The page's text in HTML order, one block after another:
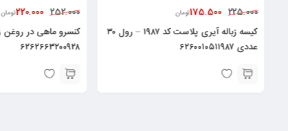
175.500تومان
کیسه زباله آیری پلاست کد ۱۹۸۷ – رول ۳۰
220.000تومان
۶۲۶۲۶۶۳۲۰۰۹۲۸